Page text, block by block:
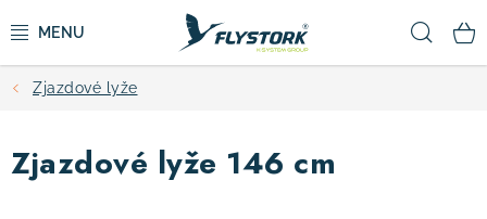
na
CYKLISTIKA
ZIMNÉ ŠPORTY
Zjazdové lyže
Zjazdové lyže 146 cm